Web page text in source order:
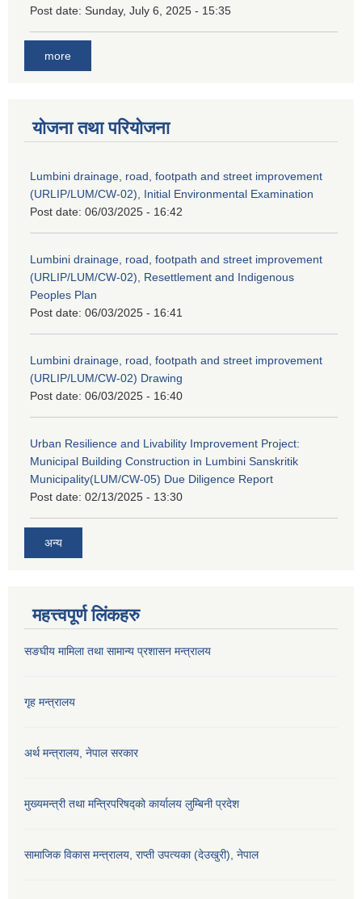
Post date: Sunday, July 6, 2025 - 15:35
more
योजना तथा परियोजना
Lumbini drainage, road, footpath and street improvement
(URLIP/LUM/CW-02), Initial Environmental Examination
Post date: 06/03/2025 - 16:42
Lumbini drainage, road, footpath and street improvement
(URLIP/LUM/CW-02), Resettlement and Indigenous
Peoples Plan
Post date: 06/03/2025 - 16:41
Lumbini drainage, road, footpath and street improvement
(URLIP/LUM/CW-02) Drawing
Post date: 06/03/2025 - 16:40
Urban Resilience and Livability Improvement Project:
Municipal Building Construction in Lumbini Sanskritik
Municipality(LUM/CW-05) Due Diligence Report
Post date: 02/13/2025 - 13:30
अन्य
महत्त्वपूर्ण लिंकहरु
सङघीय मामिला तथा सामान्य प्रशासन मन्‍त्रालय
गृह मन्त्रालय
अर्थ मन्त्रालय, नेपाल सरकार
मुख्यमन्त्री तथा मन्त्रिपरिषद्को कार्यालय लुम्बिनी प्रदेश
सामाजिक विकास मन्‍‍त्रालय, राप्ती उपत्यका (देउखुरी), नेपाल